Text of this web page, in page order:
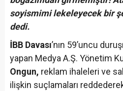
soyismimi lekeleyecek bir
dedi.
İBB Davası’nın 59’uncu
yapan Medya A.Ş. Yönetim
Ongun, reklam ihaleleri ve
ilişkin suçlamaları